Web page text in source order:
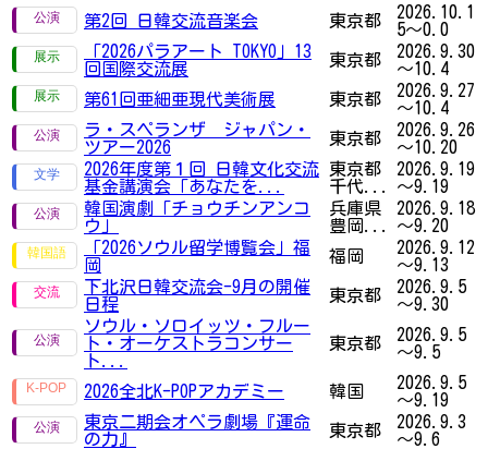
第2回 日韓交流音楽会 東京都
2026.10.1
5～0.0
「2026パラアート TOKYO」13
回国際交流展
東京都
2026.9.30
～10.4
第61回亜細亜現代美術展
東京都
2026.9.27
～10.4
ラ・スペランザ ジャパン・
ツアー2026
東京都
2026.9.26
～10.20
2026年度第１回 日韓文化交流
基金講演会「あなたを...
東京都
千代...
2026.9.19
～9.19
韓国演劇「チョウチンアンコ
ウ」
兵庫県
豊岡...
2026.9.18
～9.20
「2026ソウル留学博覧会」福
岡
福岡
2026.9.12
～9.13
下北沢日韓交流会-9月の開催
日程
東京都
2026.9.5
～9.30
ソウル・ソロイッツ・フルー
ト・オーケストラコンサー
ト...
東京都
2026.9.5
～9.5
2026全北K-POPアカデミー 韓国
2026.9.5
～9.19
東京二期会オペラ劇場『運命
の力』
東京都
2026.9.3
～9.6